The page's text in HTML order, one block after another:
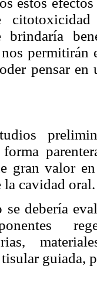
brindaría
permitirán
pensar
gran valor
la cavidad oral.
se debería
guiada,